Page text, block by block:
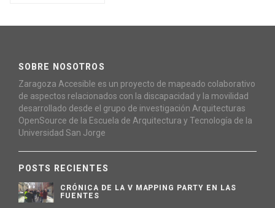
SOBRE NOSOTROS
Zaragoza Accesible es un proyecto de mapeado colaborativo
de aspectos relacionados con la discapacidad y la movilidad
desarrollado desde el grupo de investigación Arquitecturas
OpenSource de la Escuela de Arquitectura y Tecnología de la
Universidad San Jorge
POSTS RECIENTES
CRÓNICA DE LA V MAPPING PARTY EN LAS
FUENTES